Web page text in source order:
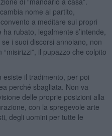
nome al partito,
a meditare sui propri
rubato, legalmente s’intende,
i suoi discorsi annoiano, non
il pupazzo che colpito
esiste il tradimento, per poi
perché sbagliata. Non va
delle proprie posizioni alla
con la spregevole arte
degli uomini per tutte le